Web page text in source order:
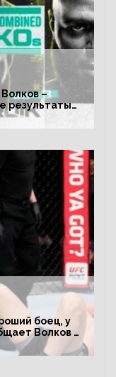
–
результаты
боец, у
Волков –